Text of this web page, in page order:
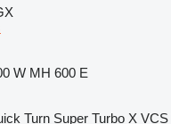
W MH 600 E
Turn Super Turbo X VCS